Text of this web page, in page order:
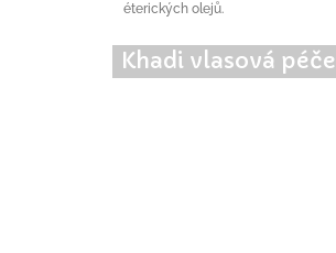
éterických olejů.
Khadi vlasová péče